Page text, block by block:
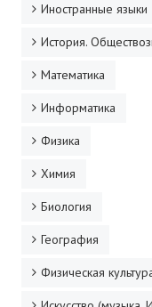
Иностранные языки
История.
Математика
Информатика
Физика
Химия
Биология
География
Физическая